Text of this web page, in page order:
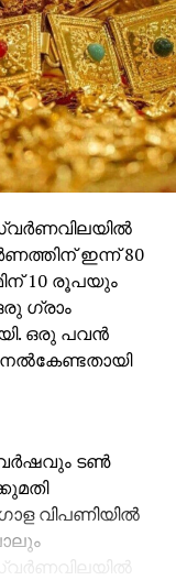
ഇന്ന് 80
10 രൂപയും
ഗ്രാം
ഒരു പവന്‍
ടണ്‍
വിപണിയില്‍